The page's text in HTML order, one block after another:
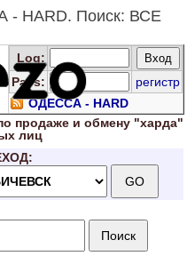
- HARD. Поиск: ВСЕ
Log:
Pass:
регистр
ОДЕССА - HARD
продаже и обмену "харда"
лиц